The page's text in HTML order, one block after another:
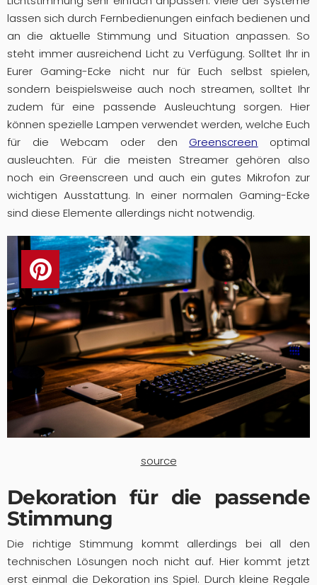
lassen sich durch Fernbedienungen einfach bedienen und
an die aktuelle Stimmung und Situation anpassen. So
steht immer ausreichend Licht zu Verfügung. Solltet Ihr in
Eurer Gaming-Ecke nicht nur für Euch selbst spielen,
sondern beispielsweise auch noch streamen, solltet Ihr
zudem für eine passende Ausleuchtung sorgen. Hier
können spezielle Lampen verwendet werden, welche Euch
für die Webcam oder den Greenscreen optimal
ausleuchten. Für die meisten Streamer gehören also
noch ein Greenscreen und auch ein gutes Mikrofon zur
wichtigen Ausstattung. In einer normalen Gaming-Ecke
sind diese Elemente allerdings nicht notwendig.
source
Dekoration für die passende
Stimmung
Die richtige Stimmung kommt allerdings bei all den
technischen Lösungen noch nicht auf. Hier kommt jetzt
erst einmal die Dekoration ins Spiel. Durch kleine Regale